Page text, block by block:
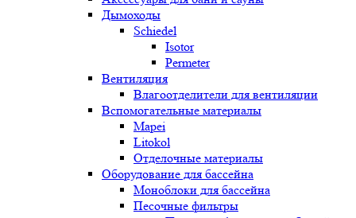
Дымоходы
Schiedel
Isotor
Permeter
Вентиляция
Влагоотделители для вентиляции
Вспомогательные материалы
Mapei
Litokol
Отделочные материалы
Оборудование для бассейна
Моноблоки для бассейна
Песочные фильтры